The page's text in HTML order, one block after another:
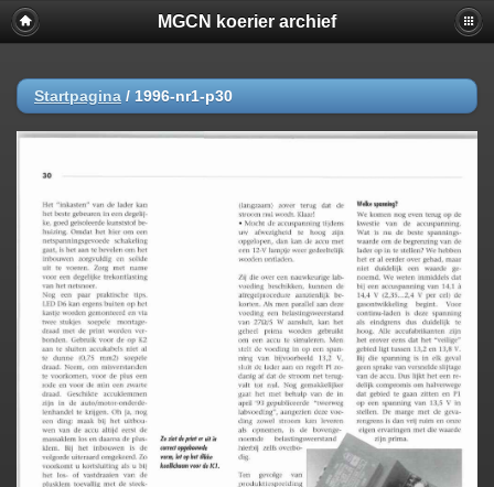
MGCN koerier archief
Startpagina / 1996-nr1-p30